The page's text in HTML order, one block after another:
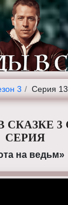
3 Серия 13
3
СЕРИЯ
на ведьм»